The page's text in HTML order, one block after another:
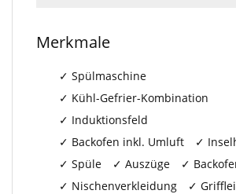
Merkmale
Spülmaschine
Kühl-Gefrier-Kombination
Induktionsfeld
Backofen inkl. Umluft
Spüle
Auszüge
Nischenverkleidung